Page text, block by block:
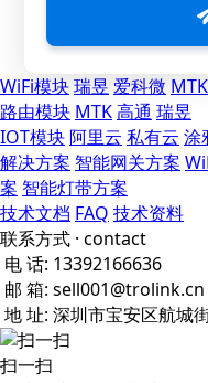
WiFi模块瑞昱 爱科微 MTK
路由模块 MTK高通 瑞昱
IOT模块 阿里云 私有云 涂
解决方案 智能网关方案
案 智能灯带方案
技术文档 FAQ 技术资料
联系方式 · contact
电 话: 13392166636
邮 箱: sell001@trolink.cn
地 址: 深圳市宝安区航城
扫一扫